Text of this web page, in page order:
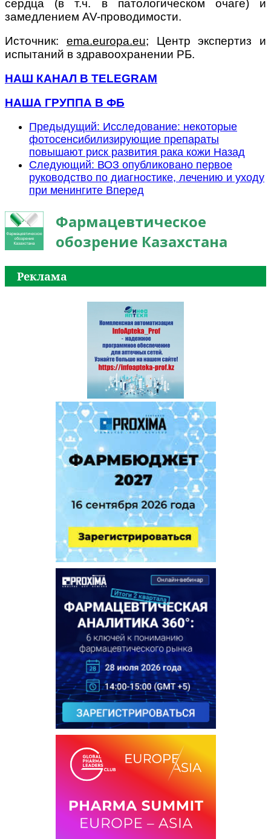
сердца (в т.ч. в патологическом очаге) и
замедлением AV-проводимости.
Источник: ema.europa.eu; Центр экспертиз и
испытаний в здравоохранении РБ.
НАШ КАНАЛ В TELEGRAM
НАША ГРУППА В ФБ
Предыдущий: Исследование: некоторые
фотосенсибилизирующие препараты
повышают риск развития рака кожи Назад
Следующий: ВОЗ опубликовано первое
руководство по диагностике, лечению и уходу
при менингите Вперед
Фармацевтическое
обозрение Казахстана
Реклама